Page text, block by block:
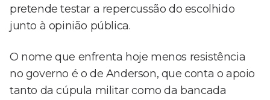
pretende testar a repercussão do escolhido
junto à opinião pública.
O nome que enfrenta hoje menos resistência
no governo é o de Anderson, que conta o apoio
tanto da cúpula militar como da bancada